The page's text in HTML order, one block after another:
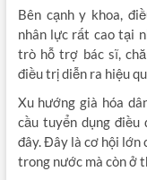
Bên cạnh y khoa,
nhân lực rất cao tại
trò hỗ trợ bác sĩ,
điều trị diễn ra hiệu
Xu hướng già hóa
cầu tuyển dụng điều
đây. Đây là cơ hội lớn
trong nước mà còn ở